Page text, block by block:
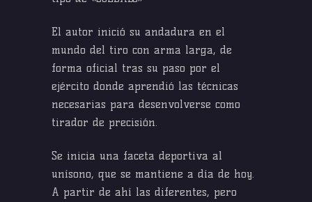
El autor inició su andadura en el
mundo del tiro con arma larga, de
forma oficial tras su paso por el
ejército donde aprendió las técnicas
necesarias para desenvolverse como
tirador de precisión.
Se inicia una faceta deportiva al
unísono, que se mantiene a día de hoy.
A partir de ahí las diferentes, pero